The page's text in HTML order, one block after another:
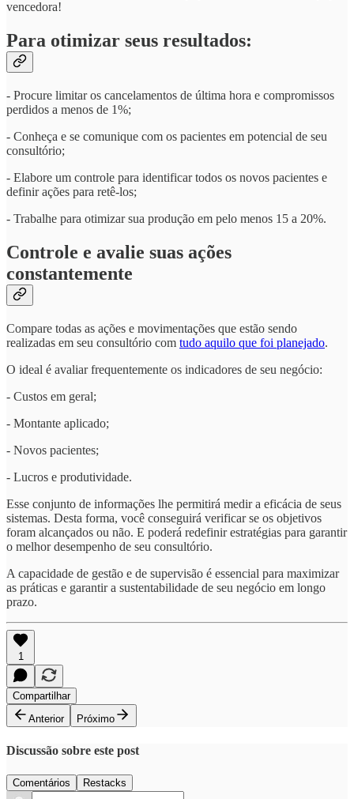
vencedora!
Para otimizar seus resultados:
- Procure limitar os cancelamentos de última hora e compromissos
perdidos a menos de 1%;
- Conheça e se comunique com os pacientes em potencial de seu
consultório;
- Elabore um controle para identificar todos os novos pacientes e
definir ações para retê-los;
- Trabalhe para otimizar sua produção em pelo menos 15 a 20%.
Controle e avalie suas ações
constantemente
Compare todas as ações e movimentações que estão sendo
realizadas em seu consultório com tudo aquilo que foi planejado.
O ideal é avaliar frequentemente os indicadores de seu negócio:
- Custos em geral;
- Montante aplicado;
- Novos pacientes;
- Lucros e produtividade.
Esse conjunto de informações lhe permitirá medir a eficácia de seus
sistemas. Desta forma, você conseguirá verificar se os objetivos
foram alcançados ou não. E poderá redefinir estratégias para garantir
o melhor desempenho de seu consultório.
A capacidade de gestão e de supervisão é essencial para maximizar
as práticas e garantir a sustentabilidade de seu negócio em longo
prazo.
1
Compartilhar
Anterior
Próximo
Discussão sobre este post
Comentários Restacks